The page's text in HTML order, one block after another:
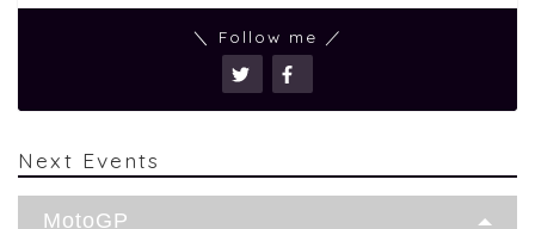
＼ Follow me ／
Next Events
MotoGP